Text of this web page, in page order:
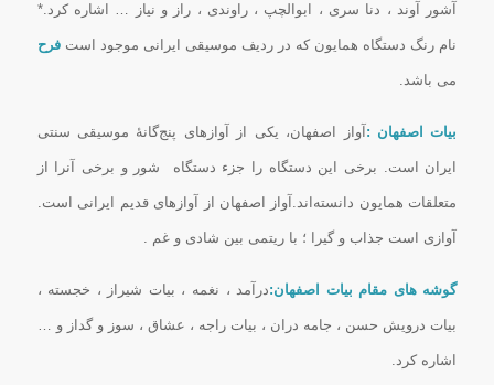
آشور آوند ، دنا سری ، ابوالچپ ، راوندی ، راز و نیاز … اشاره كرد.*
نام رنگ دستگاه همایون كه در ردیف موسیقی ایرانی موجود استفرح
می باشد.
بیات اصفهان : آواز اصفهان، یکی از آوازهای پنج‌گانهٔ موسیقی سنتی
ایران است. برخی این دستگاه را جزء دستگاه شور و برخی آنرا از
متعلقات همایون دانسته‌اند.آواز اصفهان از آوازهاى قدیم ایرانى است.
آوازى است جذاب و گیرا ؛ با ریتمى بین شادى و غم .
گوشه های مقام بیات اصفهان:درآمد ، نغمه ، بیات شیراز ، خجسته ،
بیات درویش حسن ، جامه دران ، بیات راجه ، عشاق ، سوز و گداز و …
اشاره كرد.